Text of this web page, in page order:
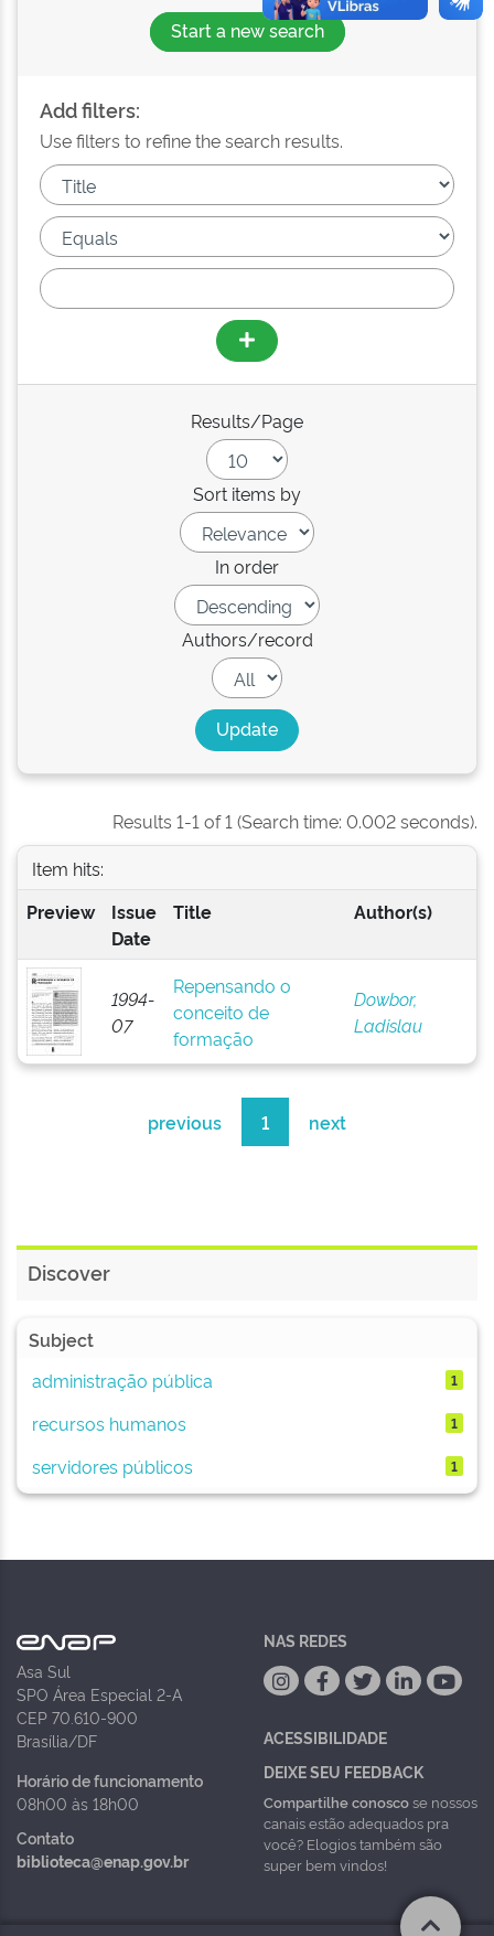
Start a new search
Add filters:
Use filters to refine the search results.
Results/Page
Sort items by
In order
Authors/record
Results 1-1 of 1 (Search time: 0.002 seconds).
Item hits:
Preview
Issue
Date
Title Author(s)
1994-
07
Repensando o
conceito de
formação
Dowbor,
Ladislau
previous 1 next
Discover
Subject
administração pública
1
recursos humanos 1
servidores públicos 1
Asa Sul
SPO Área Especial 2-A
CEP 70.610-900
Brasília/DF
Horário de funcionamento
08h00 às 18h00
Contato
biblioteca@enap.gov.br
NAS REDES
ACESSIBILIDADE
DEIXE SEU FEEDBACK
Compartilhe conoscose nossos
canais estão adequados pra
você? Elogios também são
super bem vindos!